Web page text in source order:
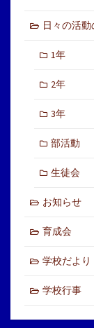
日々の活
1年
2年
3年
部活動
生徒会
お知らせ
育成会
学校だより
学校行事